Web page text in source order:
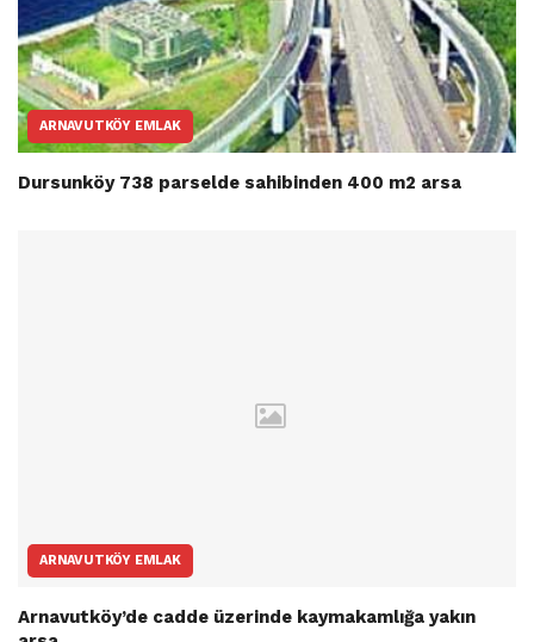
ARNAVUTKÖY EMLAK
Dursunköy 738 parselde sahibinden 400 m2 arsa
ARNAVUTKÖY EMLAK
Arnavutköy’de cadde üzerinde kaymakamlığa yakın